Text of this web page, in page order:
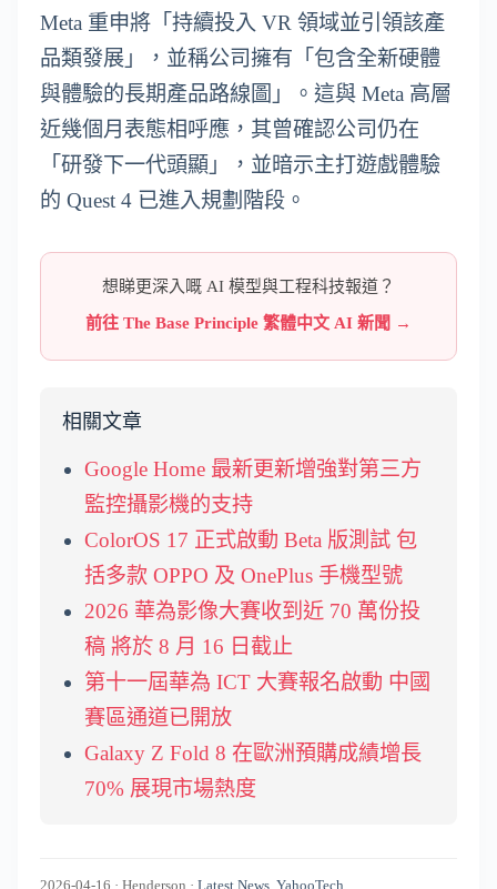
Meta 重申將「持續投入 VR 領域並引領該產
品類發展」，並稱公司擁有「包含全新硬體
與體驗的長期產品路線圖」。這與 Meta 高層
近幾個月表態相呼應，其曾確認公司仍在
「研發下一代頭顯」，並暗示主打遊戲體驗
的 Quest 4 已進入規劃階段。
想睇更深入嘅 AI 模型與工程科技報道？
前往 The Base Principle 繁體中文 AI 新聞 →
相關文章
Google Home 最新更新增強對第三方
監控攝影機的支持
ColorOS 17 正式啟動 Beta 版測試 包
括多款 OPPO 及 OnePlus 手機型號
2026 華為影像大賽收到近 70 萬份投
稿 將於 8 月 16 日截止
第十一屆華為 ICT 大賽報名啟動 中國
賽區通道已開放
Galaxy Z Fold 8 在歐洲預購成績增長
70% 展現市場熱度
2026-04-16 · Henderson · Latest News YahooTech